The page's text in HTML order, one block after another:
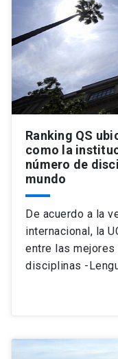
Ranking QS
como la
número de
mundo
De acuerdo a la
internacional, la
entre las mejores
disciplinas -